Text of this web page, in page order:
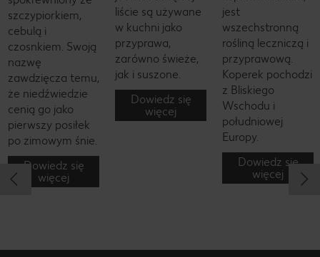
szczypiorkiem,
cebulą i
czosnkiem. Swoją
nazwę
zawdzięcza temu,
że niedźwiedzie
cenią go jako
pierwszy posiłek
po zimowym śnie.
Dowiedz się
więcej
liście są używane
w kuchni jako
przyprawa,
zarówno świeże,
jak i suszone.
Dowiedz się
więcej
jest
wszechstronną
rośliną leczniczą i
przyprawową.
Koperek pochodzi
z Bliskiego
Wschodu i
południowej
Europy.
Dowiedz się
więcej